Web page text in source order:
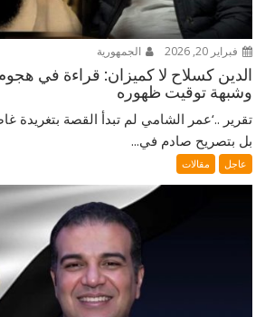
فبراير 20, 2026 الجمهورية
الدين كسلاح لا كميزان: قراءة في
وشبهة توقيت ظهوره
تقرير ..‘عمر الشامي لم تبدأ القصة بتغريدة
بل بتصريح صادم في...
عاجل مقالات